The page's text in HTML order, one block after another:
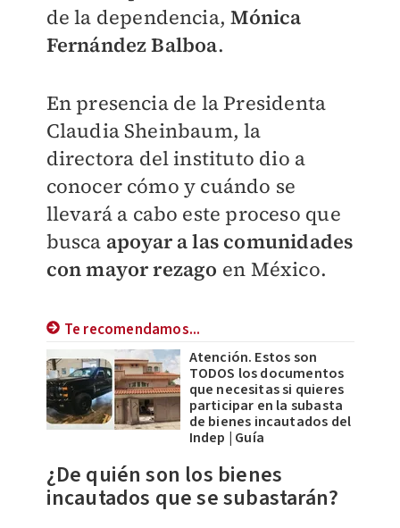
de la dependencia,Mónica
Fernández Balboa.
En presencia de la Presidenta
Claudia Sheinbaum, la
directora del instituto dio a
conocer cómo y cuándo se
llevará a cabo este proceso que
busca apoyar a las comunidades
con mayor rezago en México.
Te recomendamos...
Atención. Estos son
TODOS los documentos
que necesitas si quieres
participar en la subasta
de bienes incautados del
Indep | Guía
¿De quién son los bienes
incautados que se subastarán?